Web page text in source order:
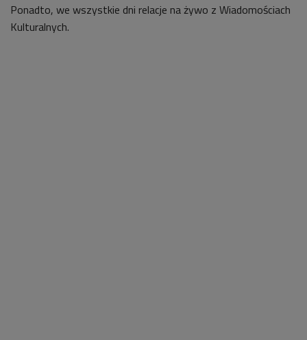
Ponadto, we wszystkie dni relacje na żywo z Wiadomościach
Kulturalnych.